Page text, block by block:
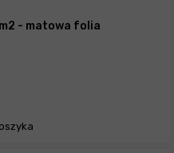
- matowa folia